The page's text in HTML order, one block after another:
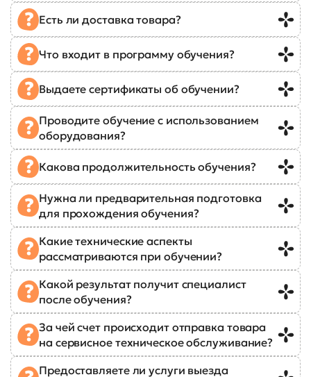
Есть ли доставка товара?
Что входит в программу обучения?
Выдаете сертификаты об обучении?
Проводите обучение с использованием
оборудования?
Какова продолжительность обучения?
Нужна ли предварительная подготовка
для прохождения обучения?
Какие технические аспекты
рассматриваются при обучении?
Какой результат получит специалист
после обучения?
За чей счет происходит отправка товара
на сервисное техническое обслуживание?
Предоставляете ли услуги выезда